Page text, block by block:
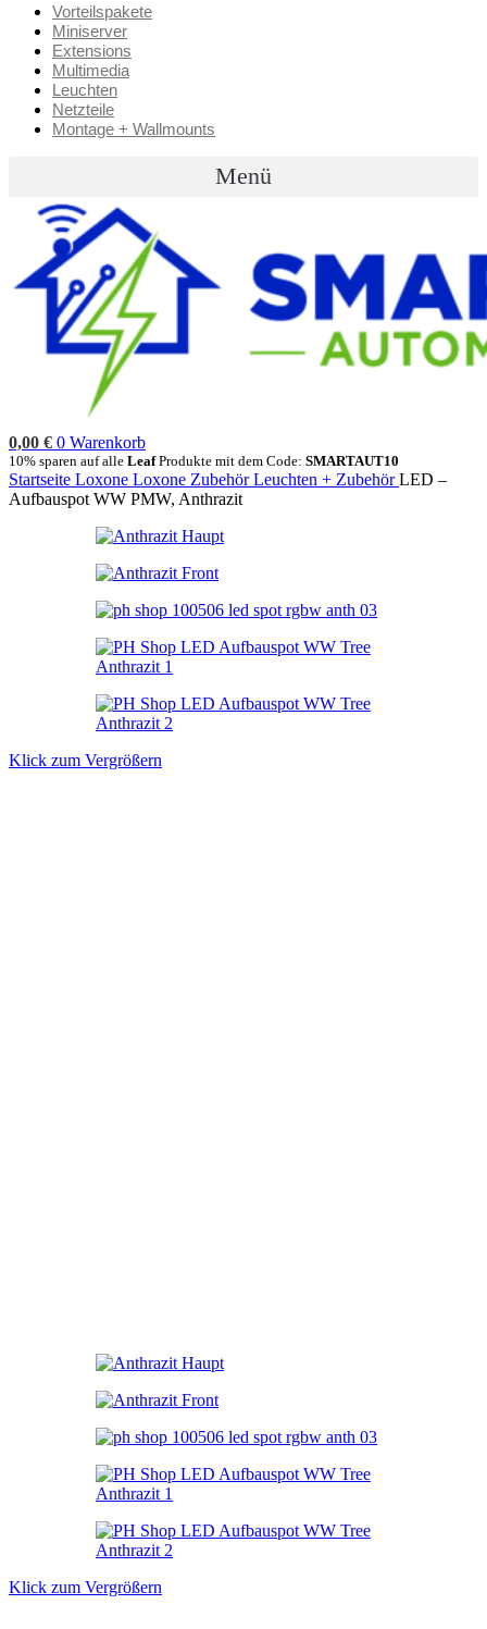
Vorteilspakete
Miniserver
Extensions
Multimedia
Leuchten
Netzteile
Montage + Wallmounts
Menü
0,00 € 0 Warenkorb
10% sparen auf alle LeafProdukte mit dem Code: SMARTAUT10
Startseite Loxone Loxone ZubehörLeuchten + ZubehörLED –
Aufbauspot WW PMW, Anthrazit
Klick zum Vergrößern
Klick zum Vergrößern